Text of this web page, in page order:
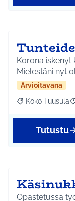
Korona iskenyt
Mielestäni nyt
Arvioitavana
Rajaa tulokset
Koko Tuusula
Tutustu
Opastetussa